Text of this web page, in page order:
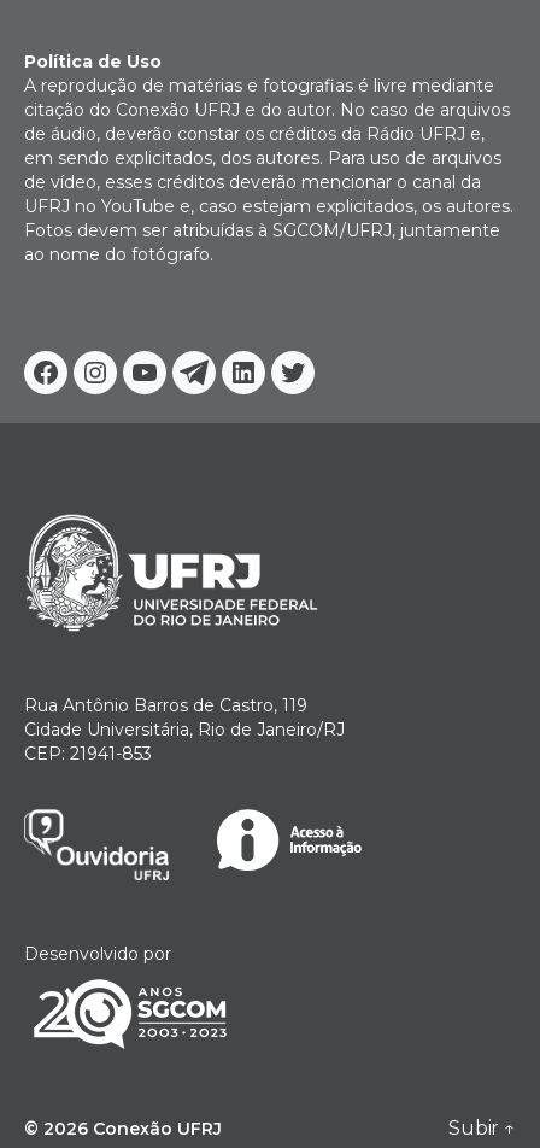
Facebook
Instagram
YoutubeTelegram
Linkedin
Twitter
Política de Uso
A reprodução de matérias e fotografias é livre mediante
citação do Conexão UFRJ e do autor. No caso de arquivos
de áudio, deverão constar os créditos da Rádio UFRJ e,
em sendo explicitados, dos autores. Para uso de arquivos
de vídeo, esses créditos deverão mencionar o canal da
UFRJ no YouTube e, caso estejam explicitados, os autores.
Fotos devem ser atribuídas à SGCOM/UFRJ, juntamente
ao nome do fotógrafo.
Rua Antônio Barros de Castro, 119
Cidade Universitária, Rio de Janeiro/RJ
CEP: 21941-853
Desenvolvido por
© 2026 Conexão UFRJ Subir ↑